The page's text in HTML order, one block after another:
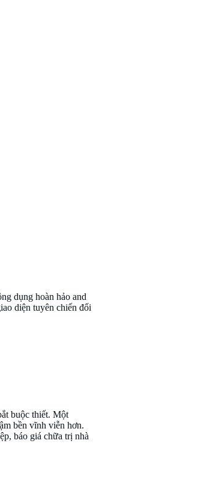
dụng hoàn hảo and
diện tuyên chiến đối
buộc thiết. Một
bền vĩnh viễn hơn.
báo giá chữa trị nhà